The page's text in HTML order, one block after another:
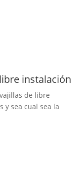
instalación
de libre
y sea cual sea la